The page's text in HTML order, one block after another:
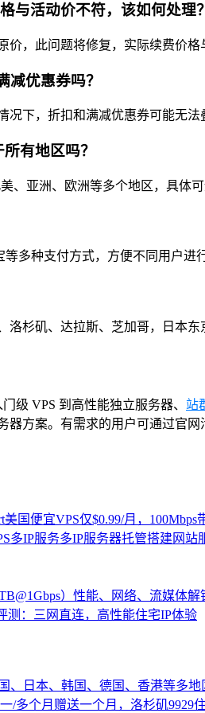
与活动价不符，该如何处理？
，此问题将修复，实际续费价格
减优惠券吗？
下，折扣和满减优惠券可能无
有地区吗？
、亚洲、欧洲等多个地区，具体
多种支付方式，方便不同用户进
杉矶、达拉斯、芝加哥，日本东
级 VPS 到高性能独立服务器、 站
方案。有需求的用户可通过官网
美国便宜VPS仅$0.99/月，
多IP服务多IP服务器托管搭建网站
）性能、网络、流媒体解
测：三网直连，高性能住宅IP体验
、日本、韩国、德国、香港等多地
/多个月赠送一个月，洛杉矶9929